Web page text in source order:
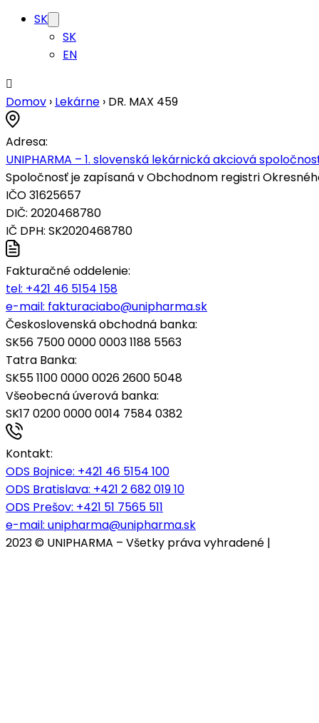
SK
SK
EN
Domov › Lekárne › DR. MAX 459
Adresa:
UNIPHARMA – 1. slovenská lekárnická akciová
Spoločnosť je zapísaná v Obchodnom registri
IČO 31625657
DIČ: 2020468780
IČ DPH: SK2020468780
Fakturačné oddelenie:
tel: +421 46 5154 158
e-mail: fakturaciabo@unipharma.sk
Československá obchodná banka:
SK56 7500 0000 0003 1188 5563
Tatra Banka:
SK55 1100 0000 0026 2600 5048
Všeobecná úverová banka:
SK17 0200 0000 0014 7584 0382
Kontakt:
ODS Bojnice: +421 46 5154 100
ODS Bratislava: +421 2 682 019 10
ODS Prešov: +421 51 7565 511
e-mail: unipharma@unipharma.sk
2023 © UNIPHARMA – Všetky práva vyhradené |